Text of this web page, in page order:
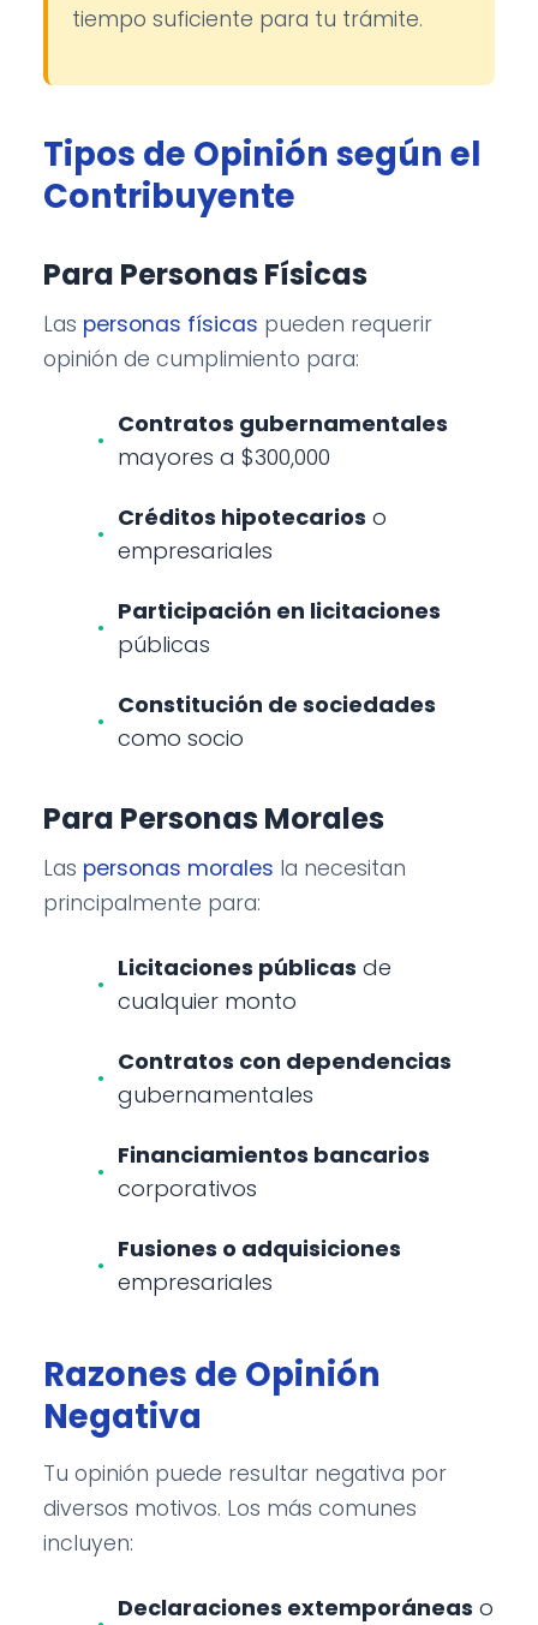
tiempo suficiente para tu trámite.
Tipos de Opinión según el
Contribuyente
Para Personas Físicas
Las personas físicas pueden requerir
opinión de cumplimiento para:
Contratos gubernamentales
mayores a $300,000
Créditos hipotecarios o
empresariales
Participación en licitaciones
públicas
Constitución de sociedades
como socio
Para Personas Morales
Las personas morales la necesitan
principalmente para:
Licitaciones públicas de
cualquier monto
Contratos con dependencias
gubernamentales
Financiamientos bancarios
corporativos
Fusiones o adquisiciones
empresariales
Razones de Opinión
Negativa
Tu opinión puede resultar negativa por
diversos motivos. Los más comunes
incluyen:
Declaraciones extemporáneas o